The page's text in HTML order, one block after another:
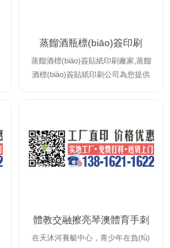
蒸餾酒瓶標(biāo)簽印刷
蒸餾酒標(biāo)簽貼紙印刷廠家,蒸餾
酒標(biāo)簽貼紙印刷公司為您提供
裝飲料標(biāo)簽印刷報(bào)價,讓
您實(shí)時了解玻璃瓶裝飲料標(biā
o)簽印刷廠家的最新規(guī)格及報(b
ào)價,并提供蒸餾酒標(biāo)簽貼紙
體教交融擦亮琴澳體育手刺
在天沐河賽艇中心，青少年在負(fù)